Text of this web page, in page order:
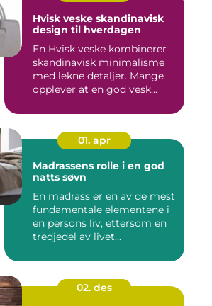
Hvisk veske skandinavisk
design til hverdagen
En Hvisk veske kombinerer
skandinavisk minimalisme
med lekne detaljer. Mange
opplever at en god vesk...
01. apr
Madrassens rolle i en god
natts søvn
En madrass er en av de mest
fundamentale elementene i
en persons liv, ettersom en
tredjedel av livet...
02. des